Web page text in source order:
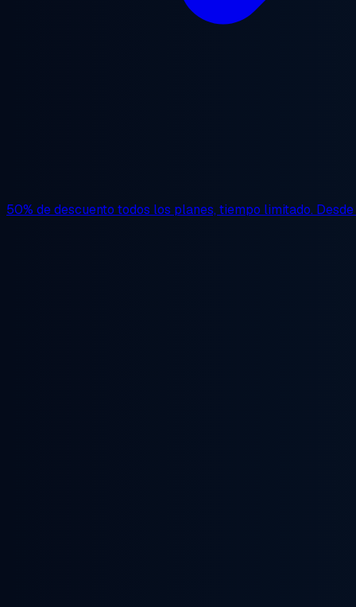
50% de descuento todos los planes, tiempo limitado. Desde